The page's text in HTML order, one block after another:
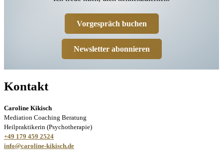
Vorgespräch buchen
Newsletter abonnieren
Kontakt
Caroline Kikisch
Mediation Coaching Beratung
Heilpraktikerin (Psychotherapie)
+49 179 459 2524
info@caroline-kikisch.de